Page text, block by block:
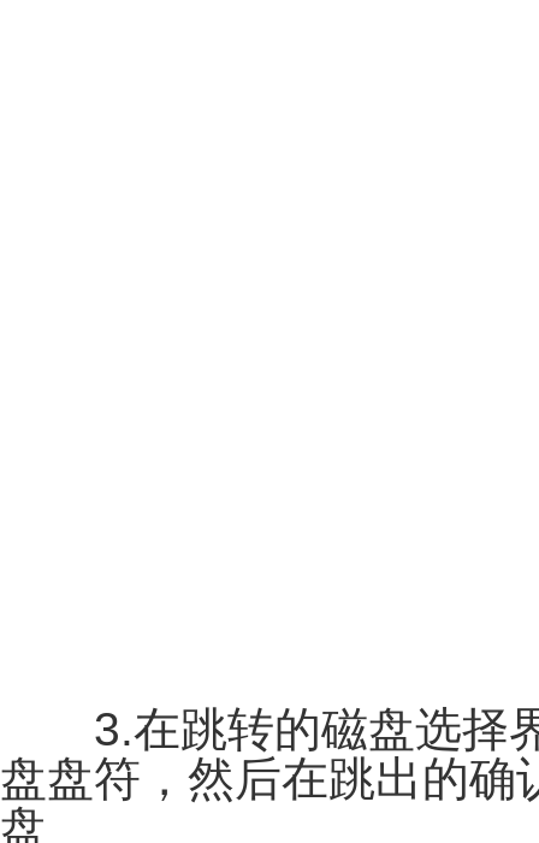
3.在跳转的磁盘选择界
盘盘符，然后在跳出的确
盘